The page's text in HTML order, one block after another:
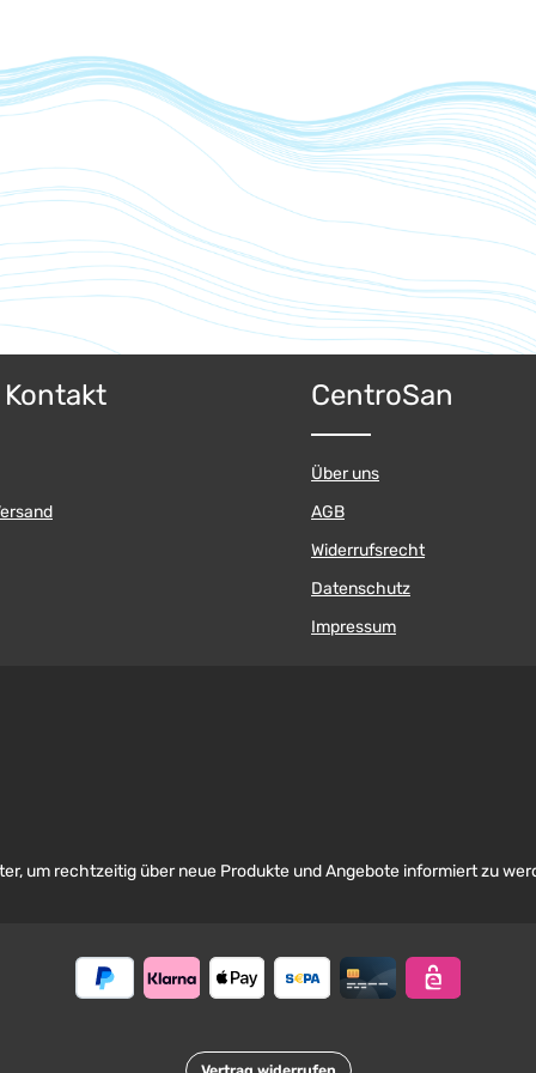
CentroSan
Über uns
AGB
Widerrufsrecht
Datenschutz
Impressum
um rechtzeitig über neue Produkte und Angebote informiert zu